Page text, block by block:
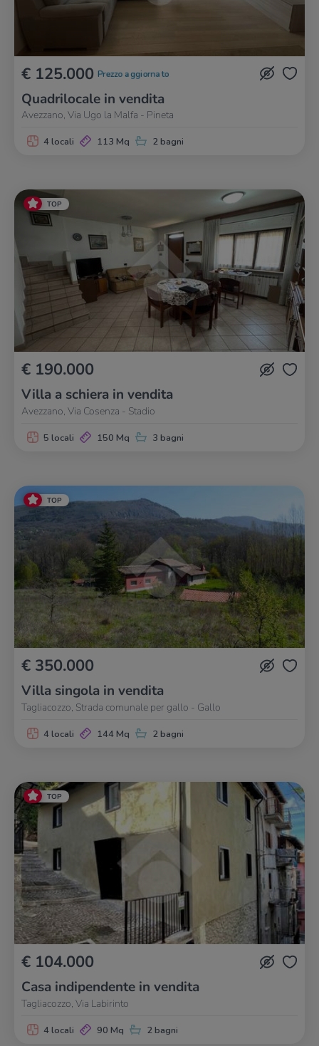
€ 125.000 Prezzo aggiornato
Quadrilocale in vendita
Avezzano, Via Ugo la Malfa - Pineta
4 locali 113 Mq 2 bagni
TOP
€ 190.000
Villa a schiera in vendita
Avezzano, Via Cosenza - Stadio
5 locali 150 Mq 3 bagni
TOP
€ 350.000
Villa singola in vendita
Tagliacozzo, Strada comunale per gallo - Gallo
4 locali 144 Mq 2 bagni
TOP
€ 104.000
Casa indipendente in vendita
Tagliacozzo, Via Labirinto
4 locali 90 Mq 2 bagni